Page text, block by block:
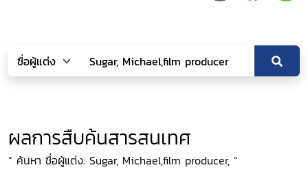
ผลการสืบค้นสารสนเทศ
“ ค้นหา ชื่อผู้แต่ง: Sugar, Michael,film producer, ”